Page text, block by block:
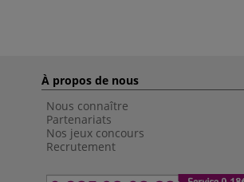
À propos de nous
Nous connaître
Partenariats
Nos jeux concours
Recrutement